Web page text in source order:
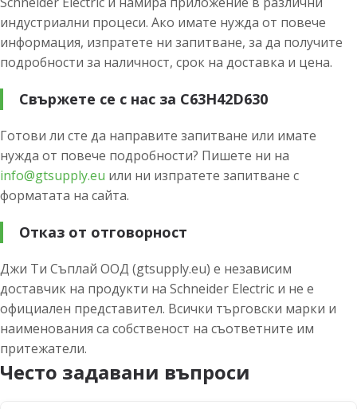
индустриални процеси. Ако имате нужда от повече
информация, изпратете ни запитване, за да получите
подробности за наличност, срок на доставка и цена.
Свържете се с нас за C63H42D630
Готови ли сте да направите запитване или имате
нужда от повече подробности? Пишете ни на
info@gtsupply.eu или ни изпратете запитване с
форматата на сайта.
Отказ от отговорност
Джи Ти Съплай ООД (gtsupply.eu) е независим
доставчик на продукти на Schneider Electric и не е
официален представител. Всички търговски марки и
наименования са собственост на съответните им
притежатели.
Често задавани въпроси